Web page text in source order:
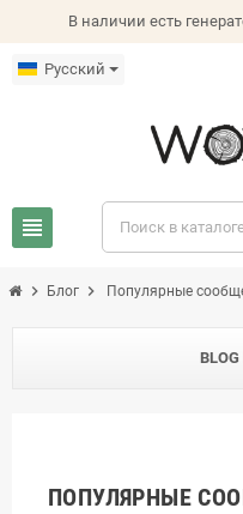
В наличии есть
Русский
view_headline
chevron_right Блог chevron_right Популярные
ПОПУЛЯРНЫЕ